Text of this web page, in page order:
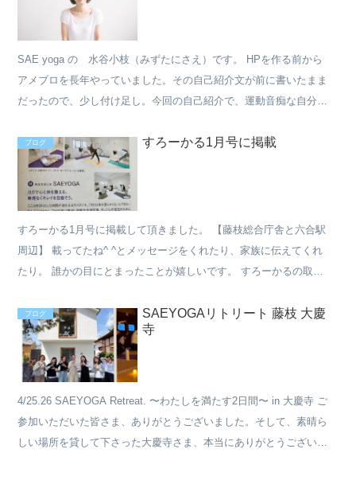
SAE yoga の 水谷小枝（みずたにさえ）です。 HPを作る前から
アメブロを長年やっていました。その自己紹介文が前に書いたまま
だったので、少し付け足し。今回の自己紹介で、運動音痴な自分を
ブログ すろーかる1月号に掲載
すろーかる1月号に掲載して頂きました。 【藤枝総合庁舎と六合駅
周辺】 載ってたね^ ^とメッセージをくれたり、家族に伝えてくれ
たり。 誰かの目にとまったことが嬉しいです。 すろーかるの取材
ブログ
SAEYOGAリトリート 藤枝 大慶
寺
4/25.26 SAEYOGA Retreat. 〜わたしを満たす2日間〜 in 大慶寺 ご
参加いただいた皆さま、ありがとうございました。そして、素晴ら
しい場所を貸して下さった大慶寺さま、本当にありがとうございま